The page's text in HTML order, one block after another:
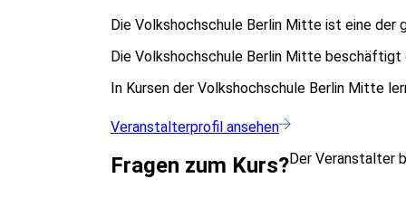
Die Volkshochschule Berlin Mitte ist eine der
Die Volkshochschule Berlin Mitte beschäftigt
In Kursen der Volkshochschule Berlin Mitte
Veranstalterprofil ansehen
Fragen zum Kurs?Der Veranstalter